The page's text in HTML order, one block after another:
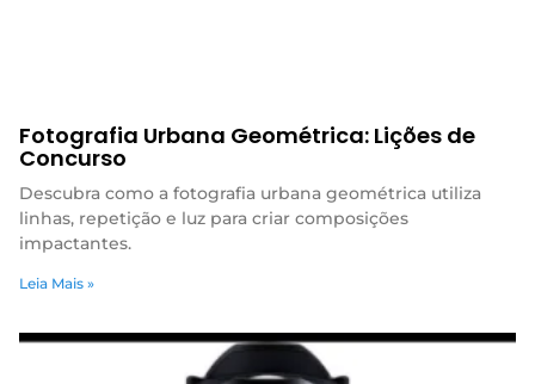
Fotografia Urbana Geométrica: Lições de
Concurso
Descubra como a fotografia urbana geométrica utiliza
linhas, repetição e luz para criar composições
impactantes.
Leia Mais »